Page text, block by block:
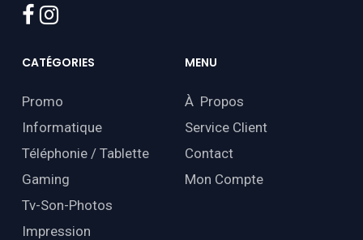
facebook
instagram
CATÉGORIES
Promo
Informatique
Téléphonie / Tablette
Gaming
Tv-Son-Photos
Impression
MENU
À Propos
Service Client
Contact
Mon Compte